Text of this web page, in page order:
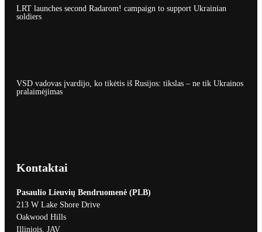
LRT launches second Radarom! campaign to support Ukrainian
soldiers
VSD vadovas įvardijo, ko tikėtis iš Rusijos: tikslas – ne tik Ukrainos
pralaimėjimas
Kontaktai
Pasaulio Lieuvių Bendruomenė (PLB)
213 W Lake Shore Drive
Oakwood Hills
Illiniois, JAV